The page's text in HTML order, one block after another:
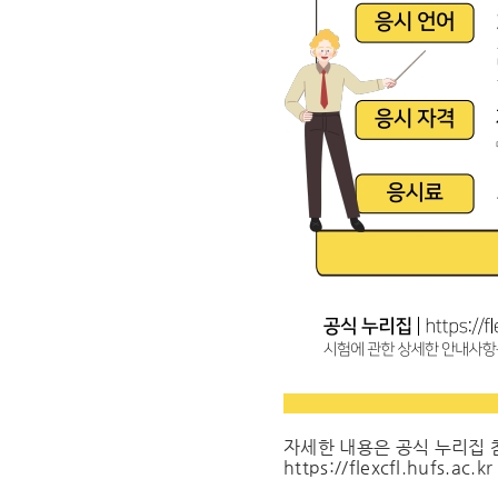
자세한 내용은 공식 누리집
https://flexcfl.hufs.ac.kr